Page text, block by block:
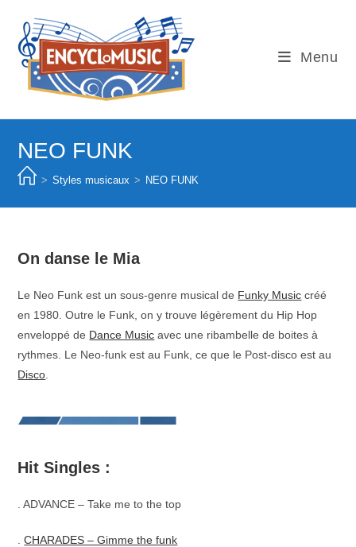
content
Menu
NEO FUNK
> Styles musicaux > NEO FUNK
On danse le Mia
Le Neo Funk est un sous-genre musical de Funky Music créé
en 1980. Outre le Funk, on y trouve légèrement du Hip Hop
enveloppé de Dance Music avec une ribambelle de boites à
rythmes. Le Neo-funk est au Funk, ce que le Post-disco est au
Disco
Hit Singles :
. ADVANCE – Take me to the top
.CHARADES – Gimme the funk